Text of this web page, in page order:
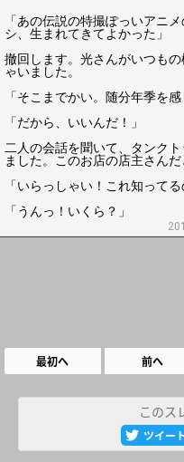
「あの伝説の特撮ぽっいアニ
シ、生まれてきてよかった」
撤回します。光さんがいつも
ゃいました。
「そこまでかい。随分年季を
「だから、いいんだ！」
二人の会話を聞いて、タンク
ました。このお店の店主さんだ
「いらっしゃい！これ知ってる
「うんっ！いくら？」
最初へ 前へ
このス
ツイー